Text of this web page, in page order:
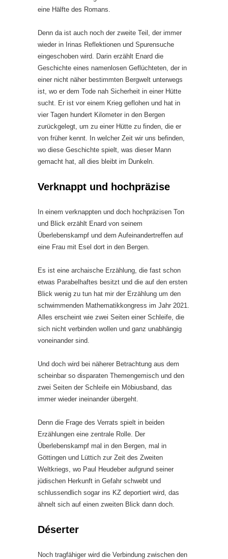
eine Hälfte des Romans.
Denn da ist auch noch der zweite Teil, der immer
wieder in Irinas Reflektionen und Spurensuche
eingeschoben wird. Darin erzählt Enard die
Geschichte eines namenlosen Geflüchteten, der in
einer nicht näher bestimmten Bergwelt unterwegs
ist, wo er dem Tode nah Sicherheit in einer Hütte
sucht. Er ist vor einem Krieg geflohen und hat in
vier Tagen hundert Kilometer in den Bergen
zurückgelegt, um zu einer Hütte zu finden, die er
von früher kennt. In welcher Zeit wir uns befinden,
wo diese Geschichte spielt, was dieser Mann
gemacht hat, all dies bleibt im Dunkeln.
Verknappt und hochpräzise
In einem verknappten und doch hochpräzisen Ton
und Blick erzählt Enard von seinem
Überlebenskampf und dem Aufeinandertreffen auf
eine Frau mit Esel dort in den Bergen.
Es ist eine archaische Erzählung, die fast schon
etwas Parabelhaftes besitzt und die auf den ersten
Blick wenig zu tun hat mir der Erzählung um den
schwimmenden Mathematikkongress im Jahr 2021.
Alles erscheint wie zwei Seiten einer Schleife, die
sich nicht verbinden wollen und ganz unabhängig
voneinander sind.
Und doch wird bei näherer Betrachtung aus dem
scheinbar so disparaten Themengemisch und den
zwei Seiten der Schleife ein Möbiusband, das
immer wieder ineinander übergeht.
Denn die Frage des Verrats spielt in beiden
Erzählungen eine zentrale Rolle. Der
Überlebenskampf mal in den Bergen, mal in
Göttingen und Lüttich zur Zeit des Zweiten
Weltkriegs, wo Paul Heudeber aufgrund seiner
jüdischen Herkunft in Gefahr schwebt und
schlussendlich sogar ins KZ deportiert wird, das
ähnelt sich auf einen zweiten Blick dann doch.
Déserter
Noch tragfähiger wird die Verbindung zwischen den